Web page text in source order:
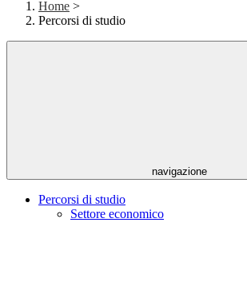
Home >
Percorsi di studio
navigazione
Percorsi di studio
Settore economico